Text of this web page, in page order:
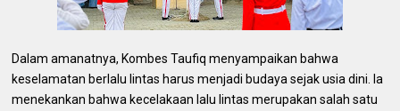
Dalam amanatnya, Kombes Taufiq menyampaikan bahwa
keselamatan berlalu lintas harus menjadi budaya sejak usia dini. Ia
menekankan bahwa kecelakaan lalu lintas merupakan salah satu